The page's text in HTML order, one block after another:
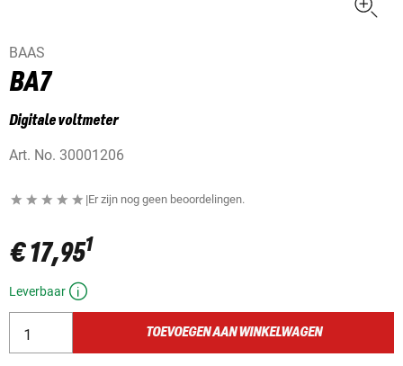
BAAS
BA7
Digitale voltmeter
Art. No. 30001206
|Er zijn nog geen beoordelingen.
€ 17,951
Leverbaar
TOEVOEGEN AAN WINKELWAGEN